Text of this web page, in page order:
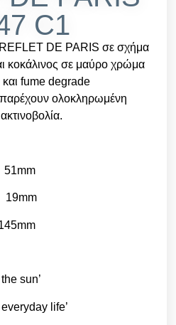
C1
REFLET DE PARIS σε σχήμα
κοκάλινος σε μαύρο χρώμα
και fume degrade
ολοκληρωμένη
19mm
sun’
life’